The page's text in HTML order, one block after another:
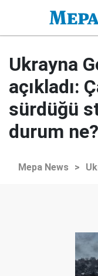
Ukrayna
açıkladı:
sürdüğü
durum ne?
Mepa News >